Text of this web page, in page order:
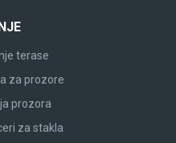
terase
za prozore
prozora
za stakla